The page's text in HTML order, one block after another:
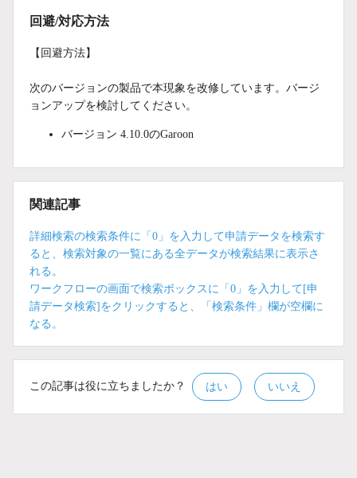
回避/対応方法
【回避方法】
次のバージョンの製品で本現象を改修しています。バージ
ョンアップを検討してください。
バージョン 4.10.0のGaroon
関連記事
詳細検索の検索条件に「0」を入力して申請データを検索す
ると、検索対象の一覧にある全データが検索結果に表示さ
れる。
ワークフローの画面で検索ボックスに「0」を入力して[申
請データ検索]をクリックすると、「検索条件」欄が空欄に
なる。
この記事は役に立ちましたか？ はい いいえ